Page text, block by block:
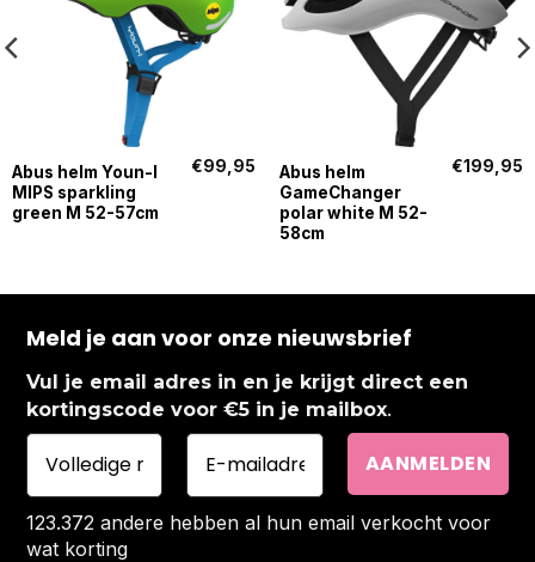
Abus helm Youn-I
MIPS sparkling
green M 52-57cm
€99,95
Abus helm
GameChanger
polar white M 52-
58cm
€199,95
Meld je aan voor onze nieuwsbrief
Vul je email adres in en je krijgt direct een
kortingscode voor €5 in je mailbox.
123.372 andere hebben al hun email verkocht voor
wat korting